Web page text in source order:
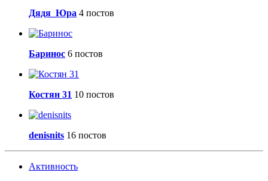
Дядя_Юра 4 постов
Баринос 6 постов
Костян 31 10 постов
denisnits 16 постов
Активность